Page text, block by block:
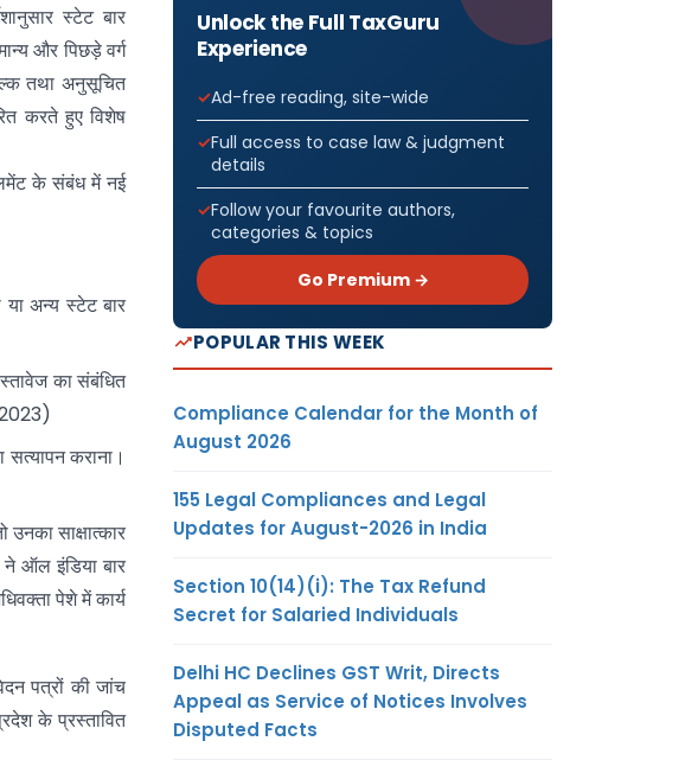
स्टेट बार
और पिछड़े वर्ग
तथा अनुसूचित
करते हुए विशेष
के संबंध में नई
अन्य स्टेट बार
का संबंधित
कराना।
साक्षात्कार
ने ऑल इंडिया बार
पेशे में कार्य
पत्रों की जांच
के प्रस्तावित
Unlock the Full TaxGuru
Experience
Ad-free reading, site-wide
Full access to case law & judgment
details
Follow your favourite authors,
categories & topics
Go Premium →
POPULAR THIS WEEK
Compliance Calendar for the Month of
August 2026
155 Legal Compliances and Legal
Updates for August-2026 in India
Section 10(14)(i): The Tax Refund
Secret for Salaried Individuals
Delhi HC Declines GST Writ, Directs
Appeal as Service of Notices Involves
Disputed Facts